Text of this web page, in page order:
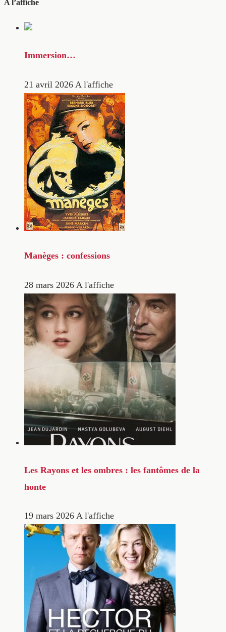
A l’affiche
Immersion…
21 avril 2026 A l'affiche
Manèges : confessions
28 mars 2026 A l'affiche
Les Rayons et les ombres : les fantômes de la
honte
19 mars 2026 A l'affiche